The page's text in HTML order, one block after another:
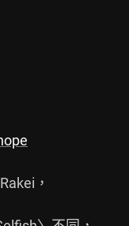
，